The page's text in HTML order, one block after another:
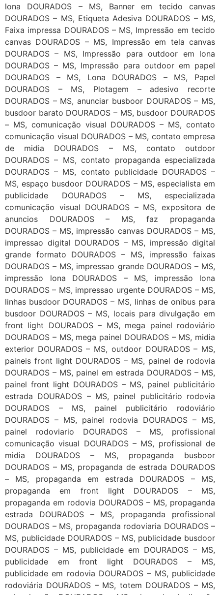
lona DOURADOS – MS, Banner em tecido canvas
DOURADOS – MS, Etiqueta Adesiva DOURADOS – MS,
Faixa impressa DOURADOS – MS, Impressão em tecido
canvas DOURADOS – MS, Impressão em tela canvas
DOURADOS – MS, Impressão para outdoor em lona
DOURADOS – MS, Impressão para outdoor em papel
DOURADOS – MS, Lona DOURADOS – MS, Papel
DOURADOS – MS, Plotagem – adesivo recorte
DOURADOS – MS, anunciar busboor DOURADOS – MS,
busdoor barato DOURADOS – MS, busdoor DOURADOS
– MS, comunicação visual DOURADOS – MS, contato
comunicação visual DOURADOS – MS, contato empresa
de midia DOURADOS – MS, contato outdoor
DOURADOS – MS, contato propaganda especializada
DOURADOS – MS, contato publicidade DOURADOS –
MS, espaço busdoor DOURADOS – MS, especialista em
publicidade DOURADOS – MS, especializada
comunicação visual DOURADOS – MS, expositora de
anuncios DOURADOS – MS, faz propaganda
DOURADOS – MS, impressão canvas DOURADOS – MS,
impressao digital DOURADOS – MS, impressão digital
grande formato DOURADOS – MS, impressão faixas
DOURADOS – MS, impressao grande DOURADOS – MS,
impressão lona DOURADOS – MS, impressão lona
DOURADOS – MS, impressao urgente DOURADOS – MS,
linhas busdoor DOURADOS – MS, linhas de onibus para
busdoor DOURADOS – MS, locais para divulgação em
front light DOURADOS – MS, mega painel rodoviário
DOURADOS – MS, mega painel DOURADOS – MS, midia
exterior DOURADOS – MS, outdoor DOURADOS – MS,
paineis front light DOURADOS – MS, painel de rodovia
DOURADOS – MS, painel em estrada DOURADOS – MS,
painel front light DOURADOS – MS, painel publicitário
estrada DOURADOS – MS, painel publicitário rodovia
DOURADOS – MS, painel publicitário rodoviário
DOURADOS – MS, painel rodovia DOURADOS – MS,
painel rodoviario DOURADOS – MS, profissional
comunicação visual DOURADOS – MS, profissional de
midia DOURADOS – MS, propaganda busboor
DOURADOS – MS, propaganda de estrada DOURADOS
– MS, propaganda em estrada DOURADOS – MS,
propaganda em front light DOURADOS – MS,
propaganda em rodovia DOURADOS – MS, propaganda
estrada DOURADOS – MS, propaganda profissional
DOURADOS – MS, propaganda rodoviaria DOURADOS –
MS, publicidade DOURADOS – MS, publicidade busdoor
DOURADOS – MS, publicidade em DOURADOS – MS,
publicidade em front light DOURADOS – MS,
publicidade em rodovia DOURADOS – MS, publicidade
rodoviária DOURADOS – MS, totem DOURADOS – MS,